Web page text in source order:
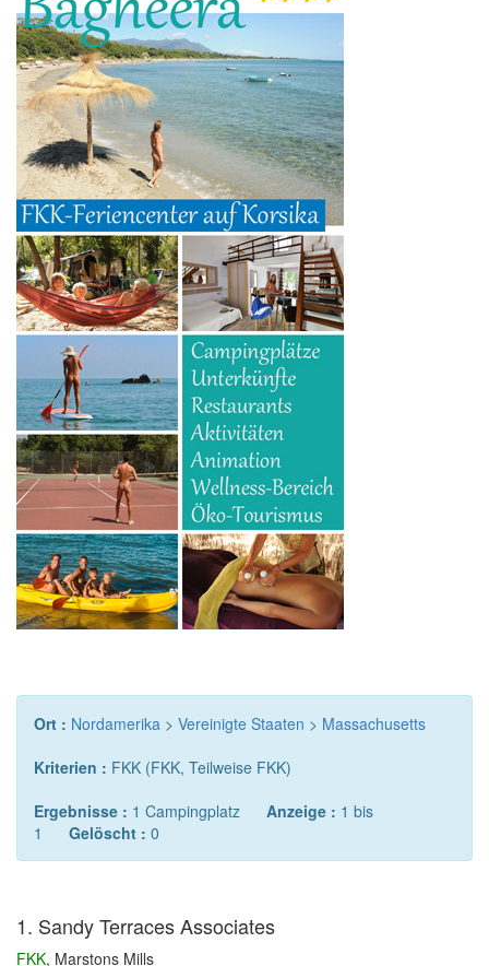
Ort : Nordamerika > Vereinigte Staaten > Massachusetts
Kriterien : FKK (FKK, Teilweise FKK)
Ergebnisse : 1 Campingplatz Anzeige : 1 bis
1 Gelöscht : 0
1. Sandy Terraces Associates
FKK, Marstons Mills